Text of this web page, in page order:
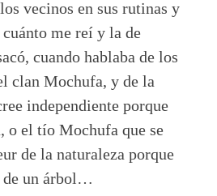
vecinos en sus rutinas y
me reí y la de
cuando hablaba de los
clan Mochufa, y de la
independiente porque
o el tío Mochufa que se
de la naturaleza porque
de un árbol…